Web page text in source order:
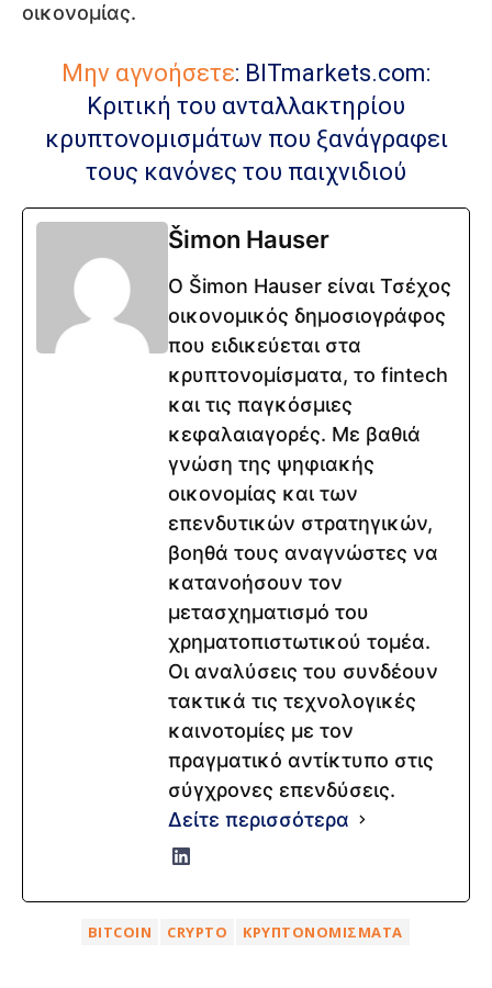
οικονομίας.
Μην αγνοήσετε: BITmarkets.com:
Κριτική του ανταλλακτηρίου
κρυπτονομισμάτων που ξανάγραφει
τους κανόνες του παιχνιδιού
Šimon Hauser
Ο Šimon Hauser είναι Τσέχος
οικονομικός δημοσιογράφος
που ειδικεύεται στα
κρυπτονομίσματα, το fintech
και τις παγκόσμιες
κεφαλαιαγορές. Με βαθιά
γνώση της ψηφιακής
οικονομίας και των
επενδυτικών στρατηγικών,
βοηθά τους αναγνώστες να
κατανοήσουν τον
μετασχηματισμό του
χρηματοπιστωτικού τομέα.
Οι αναλύσεις του συνδέουν
τακτικά τις τεχνολογικές
καινοτομίες με τον
πραγματικό αντίκτυπο στις
σύγχρονες επενδύσεις.
Δείτε περισσότερα
BITCOIN CRYPTO ΚΡΥΠΤΟΝΟΜΊΣΜΑΤΑ